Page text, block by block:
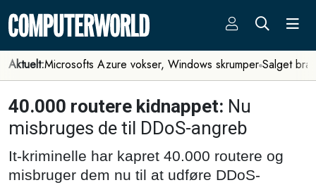
Aktuelt:Microsofts Azure vokser, Windows skrumper Salget
40.000 routere kidnappet: Nu
misbruges de til DDoS-angreb
It-kriminelle har kapret 40.000 routere og
misbruger dem nu til at udføre DDoS-